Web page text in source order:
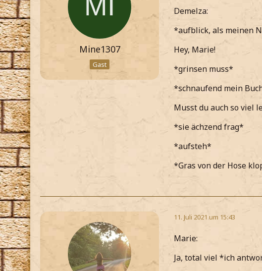
Mine1307
Gast
Demelza:
*aufblick, als meinen
Hey, Marie!
*grinsen muss*
*schnaufend mein
Musst du auch so viel
*sie ächzend frag*
*aufsteh*
*Gras von der Hose
11. Juli 2021 um 15:43
Marie:
Ja, total viel *ich